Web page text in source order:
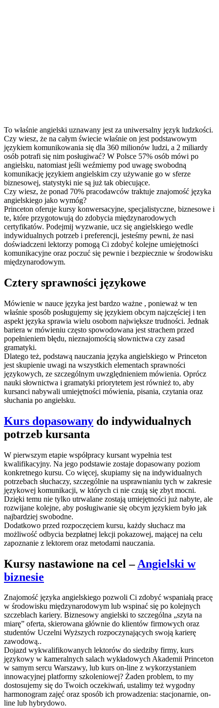
To właśnie angielski uznawany jest za uniwersalny język ludzkości.
Czy wiesz, że na całym świecie właśnie on jest podstawowym
językiem komunikowania się dla 360 milionów ludzi, a 2 miliardy
osób potrafi się nim posługiwać? W Polsce 57% osób mówi po
angielsku, natomiast jeśli weźmiemy pod uwagę swobodną
komunikację językiem angielskim czy używanie go w sferze
biznesowej, statystyki nie są już tak obiecujące.
Czy wiesz, że ponad 70% pracodawców traktuje znajomość języka
angielskiego jako wymóg?
Princeton oferuje kursy konwersacyjne, specjalistyczne, biznesowe i
te, które przygotowują do zdobycia międzynarodowych
certyfikatów. Podejmij wyzwanie, ucz się angielskiego wedle
indywidualnych potrzeb i preferencji, jesteśmy pewni, że nasi
doświadczeni lektorzy pomogą Ci zdobyć kolejne umiejętności
komunikacyjne oraz poczuć się pewnie i bezpiecznie w środowisku
międzynarodowym.
Cztery sprawności językowe
Mówienie w nauce języka jest bardzo ważne , ponieważ w ten
właśnie sposób posługujemy się językiem obcym najczęściej i ten
aspekt języka sprawia wielu osobom największe trudności. Jednak
bariera w mówieniu często spowodowana jest strachem przed
popełnieniem błędu, nieznajomością słownictwa czy zasad
gramatyki.
Dlatego też, podstawą nauczania języka angielskiego w Princeton
jest skupienie uwagi na wszystkich elementach sprawności
językowych, ze szczególnym uwzględnieniem mówienia. Oprócz
nauki słownictwa i gramatyki priorytetem jest również to, aby
kursanci nabywali umiejętności mówienia, pisania, czytania oraz
słuchania po angielsku.
Kurs dopasowany do indywidualnych
potrzeb kursanta
W pierwszym etapie współpracy kursant wypełnia test
kwalifikacyjny. Na jego podstawie zostaje dopasowany poziom
konkretnego kursu. Co więcej, skupiamy się na indywidualnych
potrzebach słuchaczy, szczególnie na usprawnianiu tych w zakresie
językowej komunikacji, w których ci nie czują się zbyt mocni.
Dzięki temu nie tylko utrwalane zostają umiejętności już nabyte, ale
rozwijane kolejne, aby posługiwanie się obcym językiem było jak
najbardziej swobodne.
Dodatkowo przed rozpoczęciem kursu, każdy słuchacz ma
możliwość odbycia bezpłatnej lekcji pokazowej, mającej na celu
zapoznanie z lektorem oraz metodami nauczania.
Kursy nastawione na cel –Angielski w
biznesie
Znajomość języka angielskiego pozwoli Ci zdobyć wspaniałą pracę
w środowisku międzynarodowym lub wspinać się po kolejnych
szczeblach kariery. Biznesowy angielski to szczególna „szyta na
miarę” oferta, skierowana głównie do klientów firmowych oraz
studentów Uczelni Wyższych rozpoczynających swoją karierę
zawodową..
Dojazd wykwalifikowanych lektorów do siedziby firmy, kurs
językowy w kameralnych salach wykładowych Akademii Princeton
w samym sercu Warszawy, lub kurs on-line z wykorzystaniem
innowacyjnej platformy szkoleniowej? Żaden problem, to my
dostosujemy się do Twoich oczekiwań, ustalimy też wygodny
harmonogram zajęć oraz sposób ich prowadzenia: stacjonarnie, on-
line lub hybrydowo.